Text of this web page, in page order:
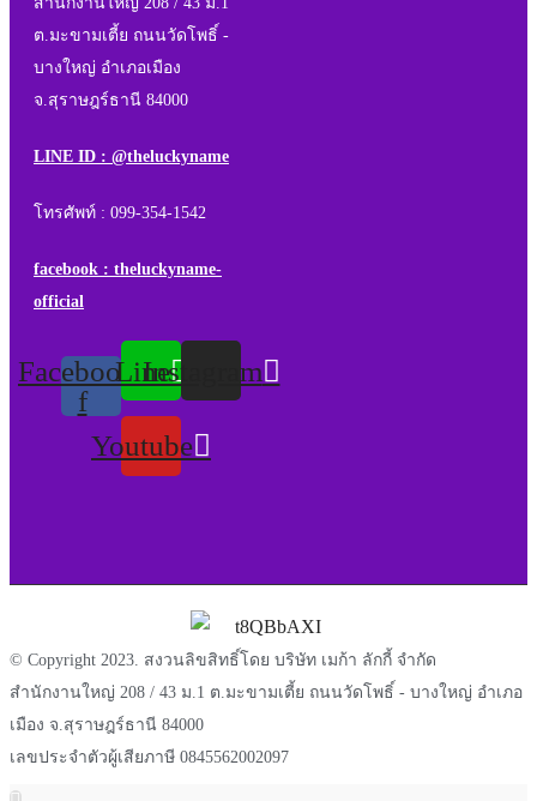
ต.มะขามเตี้ย ถนนวัดโพธิ์ -
บางใหญ่ อำเภอเมือง
จ.สุราษฎร์ธานี 84000
LINE ID : @theluckyname
โทรศัพท์ : 099-354-1542
facebook : theluckyname-
official
Facebook-
f
LineInstagram
Youtube
© Copyright 2023. สงวนลิขสิทธิ์โดย บริษัท เมก้า ลักกี้ จำกัด
สำนักงานใหญ่ 208 / 43 ม.1 ต.มะขามเตี้ย ถนนวัดโพธิ์ - บางใหญ่ อำเภอ
เมือง จ.สุราษฎร์ธานี 84000
เลขประจำตัวผู้เสียภาษี 0845562002097